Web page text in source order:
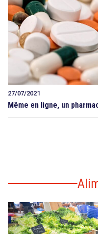
27/07/2021
Même en ligne, un